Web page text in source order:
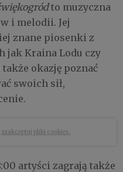
to muzyczna
i melodii. Jej
znane piosenki z
jak Kraina Lodu czy
także okazję poznać
swoich sił,
zaakceptuj pliki cookies.
artyści zagrają także